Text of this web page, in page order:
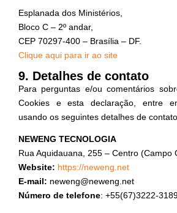
Esplanada dos Ministérios,
Bloco C – 2º andar,
CEP 70297-400 – Brasília – DF.
Clique aqui para ir ao site
9. Detalhes de contato
Para perguntas e/ou comentários
Cookies e esta declaração, entre
usando os seguintes detalhes de
NEWENG TECNOLOGIA
Rua Aquidauana, 255 – Centro (Campo
Website: https://neweng.net
E-mail: neweng@neweng.net
Número de telefone: +55(67)3222-